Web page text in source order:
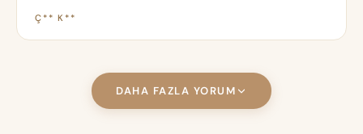
Ç** K**
DAHA FAZLA YORUM